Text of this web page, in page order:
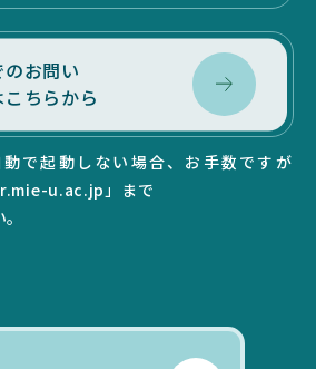
お問い
ちらから
で起動しない場合、お手数ですが
u.ac.jp」まで